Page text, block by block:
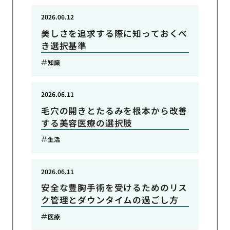
美しさを追求する際に知っておくべ
き選択基準
2026.06.12
知識
毛穴の開きとたるみを根本から改善
する美容医療の選択肢
2026.06.11
生活
安全な豊胸手術を受けるためのリス
ク管理とダウンタイムの過ごし方
2026.06.11
医療